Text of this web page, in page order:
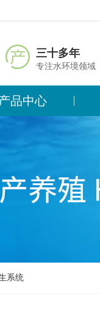
三十多年
专注水环境领域
品中心
系统